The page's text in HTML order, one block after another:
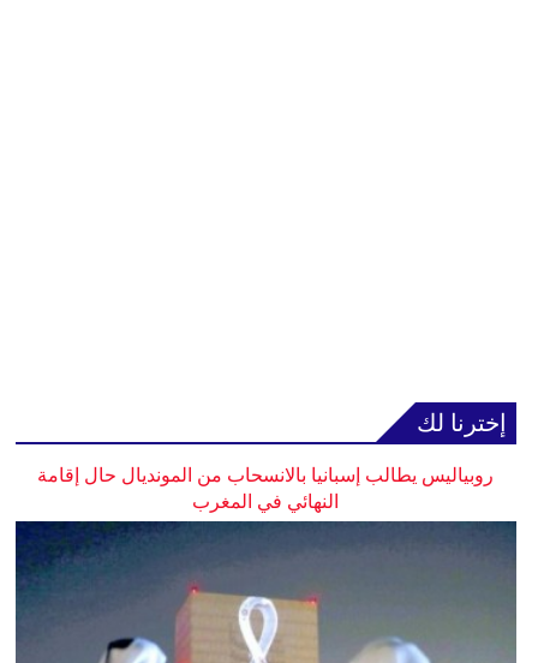
إخترنا لك
روبياليس يطالب إسبانيا بالانسحاب من المونديال حال إقامة
النهائي في المغرب